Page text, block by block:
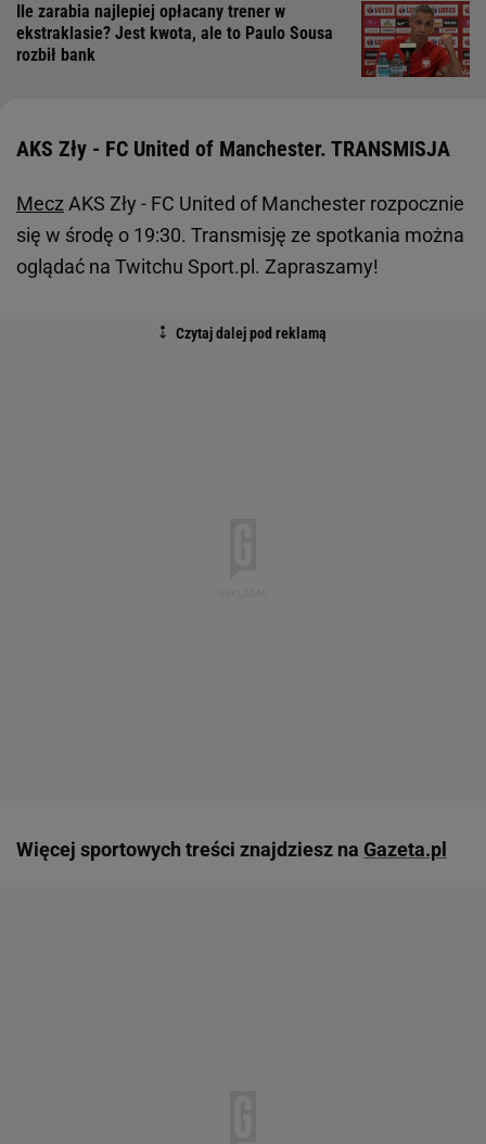
Ile zarabia najlepiej opłacany trener w
ekstraklasie? Jest kwota, ale to Paulo Sousa
rozbił bank
AKS Zły - FC United of Manchester. TRANSMISJA
MeczAKS Zły - FC United of Manchester rozpocznie
się w środę o 19:30. Transmisję ze spotkania można
oglądać na Twitchu Sport.pl. Zapraszamy!
Więcej sportowych treści znajdziesz na Gazeta.pl